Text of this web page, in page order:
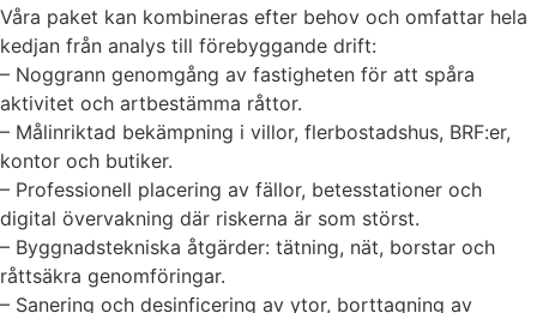
Våra paket kan kombineras efter behov och omfattar hela
kedjan från analys till förebyggande drift:
– Noggrann genomgång av fastigheten för att spåra
aktivitet och artbestämma råttor.
– Målinriktad bekämpning i villor, flerbostadshus, BRF:er,
kontor och butiker.
– Professionell placering av fällor, betesstationer och
digital övervakning där riskerna är som störst.
– Byggnadstekniska åtgärder: tätning, nät, borstar och
råttsäkra genomföringar.
– Sanering och desinficering av ytor, borttagning av